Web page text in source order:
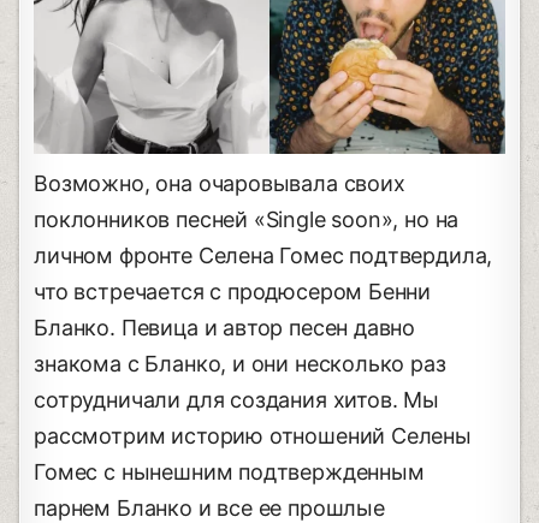
Возможно, она очаровывала своих
поклонников песней «Single soon», но на
личном фронте Селена Гомес подтвердила,
что встречается с продюсером Бенни
Бланко. Певица и автор песен давно
знакома с Бланко, и они несколько раз
сотрудничали для создания хитов. Мы
рассмотрим историю отношений Селены
Гомес с нынешним подтвержденным
парнем Бланко и все ее прошлые